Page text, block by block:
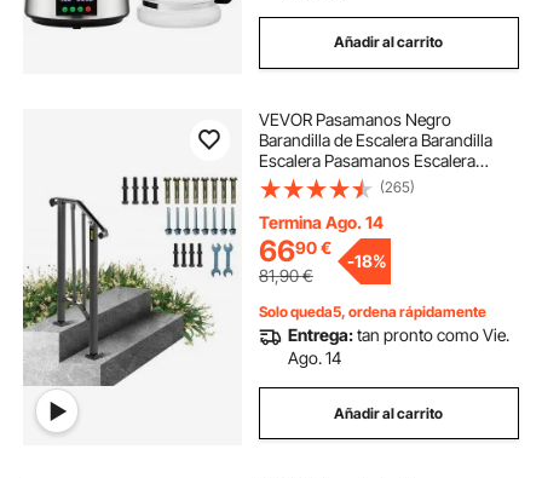
Añadir al carrito
VEVOR Pasamanos Negro
Barandilla de Escalera Barandilla
Escalera Pasamanos Escalera
Pasamanos Barandilla Barandas
para Interiores y Exteriores
(265)
Termina Ago. 14
6690€
81,90€
-18%
Solo queda5, ordena rápidamente
Entrega:tan pronto como Vie.
Ago. 14
Añadir al carrito